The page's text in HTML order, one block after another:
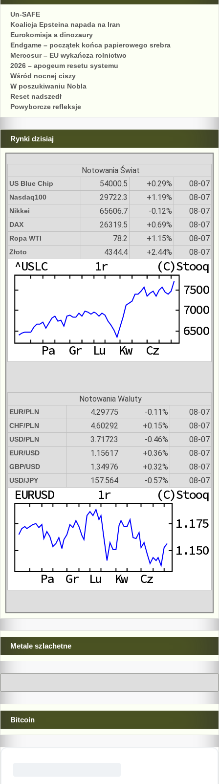
Un-SAFE
Koalicja Epsteina napada na Iran
Eurokomisja a dinozaury
Endgame – początek końca papierowego srebra
Mercosur – EU wykańcza rolnictwo
2026 – apogeum resetu systemu
Wśród nocnej ciszy
W poszukiwaniu Nobla
Reset nadszedł
Powyborcze refleksje
Rynki dzisiaj
Notowania Świat
US Blue Chip 54000.5 +0.29% 08-07
Nasdaq100 29722.3 +1.19% 08-07
Nikkei 65606.7 -0.12% 08-07
DAX 26319.5 +0.69% 08-07
Ropa WTI 78.2 +1.15% 08-07
Złoto 4344.4 +2.44% 08-07
Notowania Waluty
EUR/PLN 4.29775 -0.11% 08-07
CHF/PLN 4.60292 +0.15% 08-07
USD/PLN 3.71723 -0.46% 08-07
EUR/USD 1.15617 +0.36% 08-07
GBP/USD 1.34976 +0.32% 08-07
USD/JPY 157.564 -0.57% 08-07
Metale szlachetne
Bitcoin